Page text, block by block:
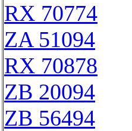
RX 70774
ZA 51094
RX 70878
ZB 20094
ZB 56494